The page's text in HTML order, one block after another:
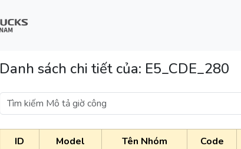
Danh sách chi tiết của: E5_CDE_280
ID Model Tên Nhóm Code